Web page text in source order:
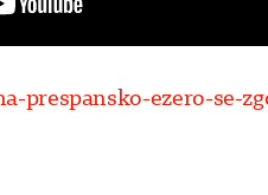
prespansko-ezero-se-